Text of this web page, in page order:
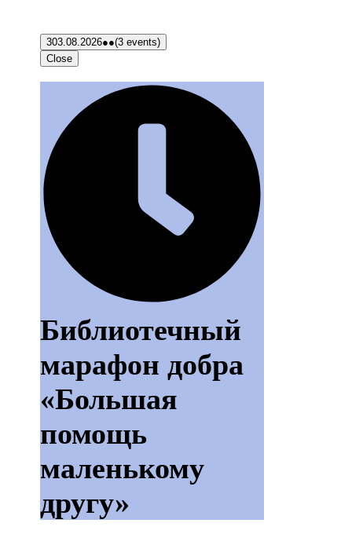
303.08.2026●●(3 events)
Close
Библиотечный
марафон добра
«Большая
помощь
маленькому
другу»